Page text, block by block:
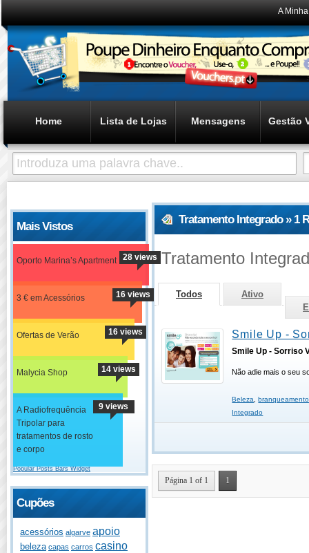
A
Home Lista de Lojas Mensagens Gestão
Mais Vistos
Oporto Marina’s Apartment 28 views
3 € em Acessórios 16 views
Ofertas de Verão 16 views
Malycia Shop 14 views
A Radiofrequência
Tripolar para
tratamentos de rosto
e corpo
9 views
Popular Posts Bars Widget
Cupões
acessórios algarve apoio
beleza capas carros casino
Tratamento Integrado » 1
Tratamento
Todos
Ativo
Smile Up -
Smile Up - Sorriso
Não adie mais o seu
Beleza ,branqueamento
Integrado
Página 1 of 1 1